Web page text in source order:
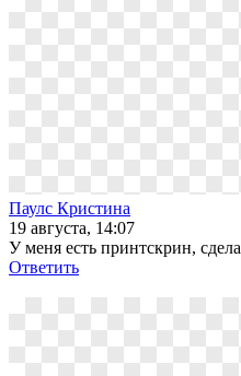
Паулс Кристина
19 августа, 14:07
У меня есть принтскрин,
Ответить